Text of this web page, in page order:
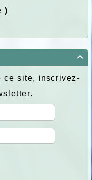
)

ce site, inscrivez-